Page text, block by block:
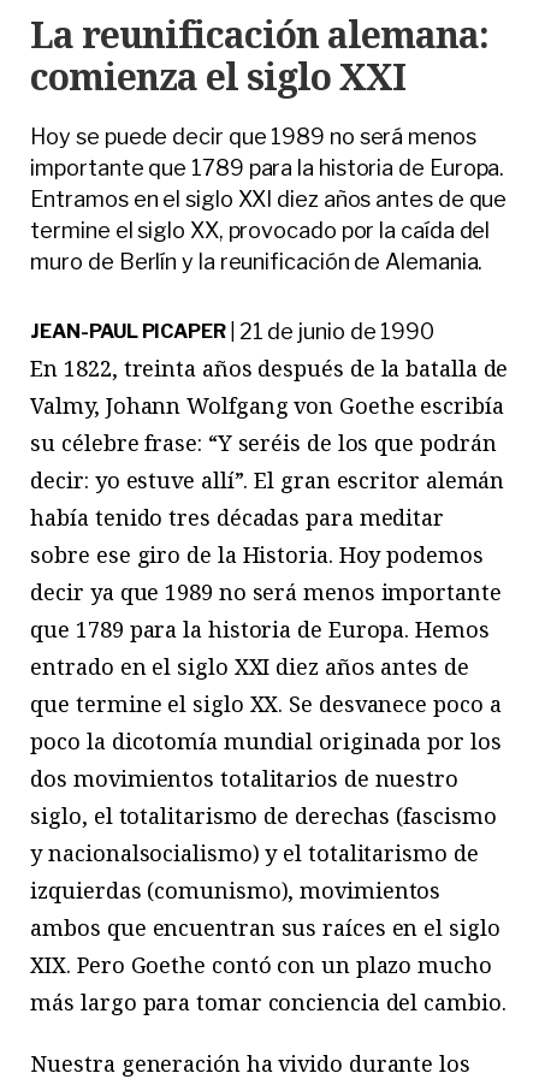
La reunificación alemana:
comienza el siglo XXI
Hoy se puede decir que 1989 no será menos
importante que 1789 para la historia de Europa.
Entramos en el siglo XXI diez años antes de que
termine el siglo XX, provocado por la caída del
muro de Berlín y la reunificación de Alemania.
JEAN-PAUL PICAPER| 21 de junio de 1990
En 1822, treinta años después de la batalla de
Valmy, Johann Wolfgang von Goethe escribía
su célebre frase: “Y seréis de los que podrán
decir: yo estuve allí”. El gran escritor alemán
había tenido tres décadas para meditar
sobre ese giro de la Historia. Hoy podemos
decir ya que 1989 no será menos importante
que 1789 para la historia de Europa. Hemos
entrado en el siglo XXI diez años antes de
que termine el siglo XX. Se desvanece poco a
poco la dicotomía mundial originada por los
dos movimientos totalitarios de nuestro
siglo, el totalitarismo de derechas (fascismo
y nacionalsocialismo) y el totalitarismo de
izquierdas (comunismo), movimientos
ambos que encuentran sus raíces en el siglo
XIX. Pero Goethe contó con un plazo mucho
más largo para tomar conciencia del cambio.
Nuestra generación ha vivido durante los